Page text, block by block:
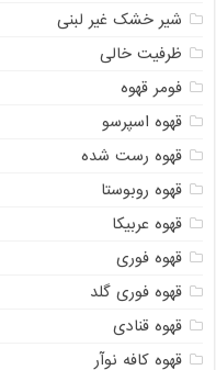
شیر خشک غیر لبنی
ظرفیت خالی
فومر قهوه
قهوه اسپرسو
قهوه رست شده
قهوه روبوستا
قهوه عربیکا
قهوه فوری
قهوه فوری گلد
قهوه قنادی
قهوه کافه نوآر